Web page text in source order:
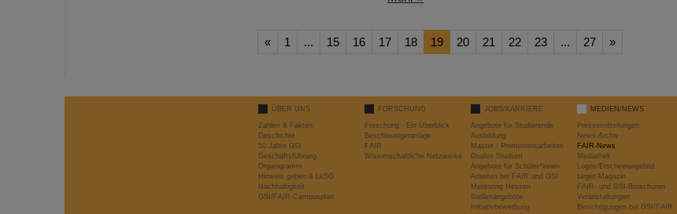
« 1 ... 15 16 17 18 19 20 21 22 23 ... 27 »
ÜBER UNS
Zahlen & Fakten
Geschichte
50 Jahre GSI
Geschäftsführung
Organigramm
Hinweis geben & LkSG
Nachhaltigkeit
GSI/FAIR-Campusplan
FORSCHUNG
Forschung - Ein Überblick
Beschleunigeranlage
FAIR
Wissenschaftliche Netzwerke
JOBS/KARRIERE
Angebote für Studierende
Ausbildung
Master / Promotionsarbeiten
Duales Studium
Angebote für Schüler*innen
Arbeiten bei FAIR und GSI
Mentoring Hessen
Stellenangebote
Initiativbewerbung
MEDIEN/NEWS
Pressemitteilungen
News-Archiv
FAIR-News
Mediathek
Logos/Erscheinungsbild
target-Magazin
FAIR- und GSI-Broschüren
Veranstaltungen
Besichtigungen bei GSI/FAIR